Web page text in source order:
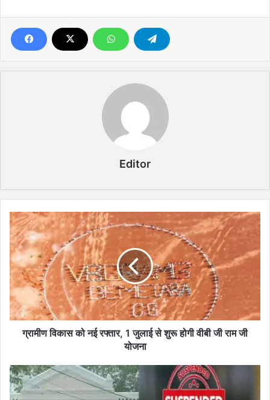
Editor
ग्रा
मी
ण
वि
का
स
को
न
ई
,
1
जु
ग्रामीण विकास को नई रफ्तार, 1 जुलाई से शुरू होगी वीबी जी राम जी
योजना
रि
श्व
त